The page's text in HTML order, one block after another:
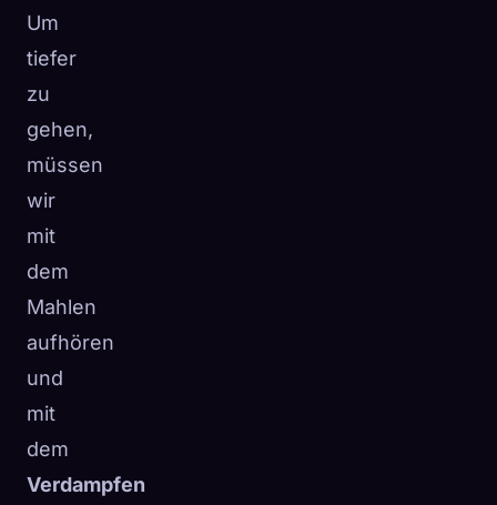
Um
tiefer
zu
gehen,
müssen
wir
mit
dem
Mahlen
aufhören
und
mit
dem
Verdampfen